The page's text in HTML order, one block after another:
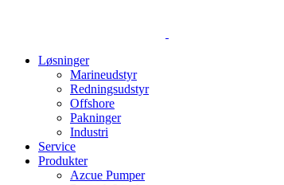
Løsninger
Marineudstyr
Redningsudstyr
Offshore
Pakninger
Industri
Service
Produkter
Azcue Pumper